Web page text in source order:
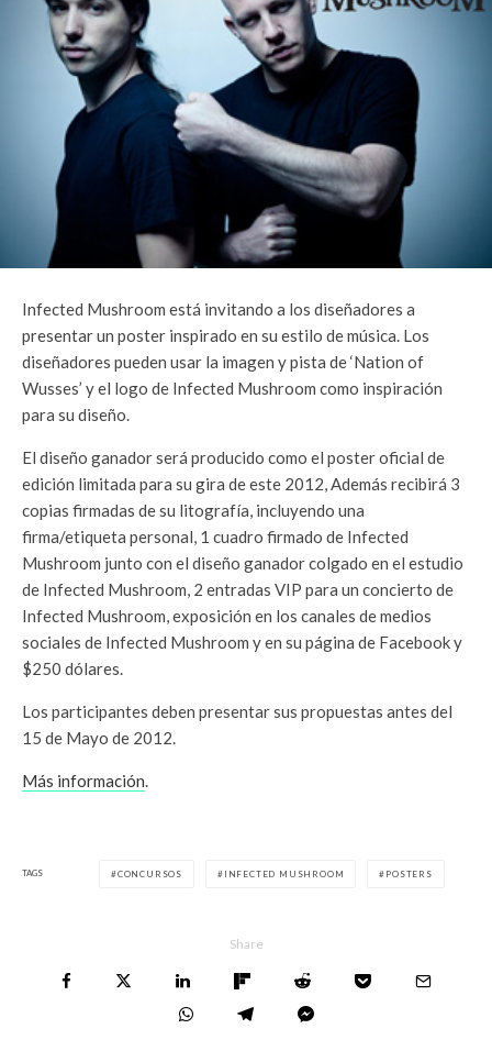
Infected Mushroom está invitando a los diseñadores a
presentar un poster inspirado en su estilo de música. Los
diseñadores pueden usar la imagen y pista de ‘Nation of
Wusses’ y el logo de Infected Mushroom como inspiración
para su diseño.
El diseño ganador será producido como el poster oficial de
edición limitada para su gira de este 2012, Además recibirá 3
copias firmadas de su litografía, incluyendo una
firma/etiqueta personal, 1 cuadro firmado de Infected
Mushroom junto con el diseño ganador colgado en el estudio
de Infected Mushroom, 2 entradas VIP para un concierto de
Infected Mushroom, exposición en los canales de medios
sociales de Infected Mushroom y en su página de Facebook y
$250 dólares.
Los participantes deben presentar sus propuestas antes del
15 de Mayo de 2012.
Más información
TAGS CONCURSOS INFECTED MUSHROOM POSTERS
Share